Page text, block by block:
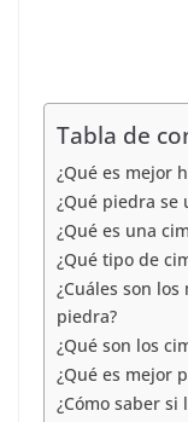
Tabla de
¿Qué es mejor
¿Qué piedra se
¿Qué es una
¿Qué tipo de
¿Cuáles son
piedra?
¿Qué son los
¿Qué es mejor
¿Cómo saber